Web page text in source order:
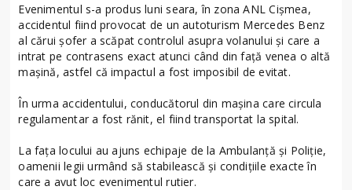
Evenimentul s-a produs luni seara, în zona ANL Cișmea,
accidentul fiind provocat de un autoturism Mercedes Benz
al cărui șofer a scăpat controlul asupra volanului și care a
intrat pe contrasens exact atunci când din față venea o altă
mașină, astfel că impactul a fost imposibil de evitat.
În urma accidentului, conducătorul din mașina care circula
regulamentar a fost rănit, el fiind transportat la spital.
La fața locului au ajuns echipaje de la Ambulanță și Poliție,
oamenii legii urmând să stabilească și condițiile exacte în
care a avut loc evenimentul rutier.